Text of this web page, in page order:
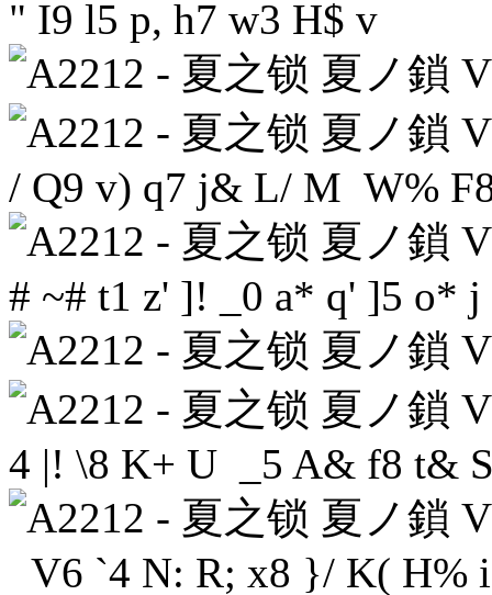
" I9 l5 p, h7 w3 H$ v
/ Q9 v) q7 j& L/ M W%
# ~# t1 z' ]! _0 a* q' ]5 o* j
4 |! \8 K+ U _5 A& f8 t&
V6 `4 N: R; x8 }/ K( H%